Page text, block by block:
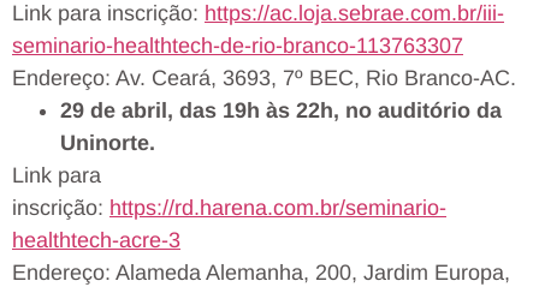
Link para inscrição: https://ac.loja.sebrae.com.br/iii-
seminario-healthtech-de-rio-branco-113763307
Endereço: Av. Ceará, 3693, 7º BEC, Rio Branco-AC.
29 de abril, das 19h às 22h, no auditório da
Uninorte.
Link para
inscrição: https://rd.harena.com.br/seminario-
healthtech-acre-3
Endereço: Alameda Alemanha, 200, Jardim Europa,